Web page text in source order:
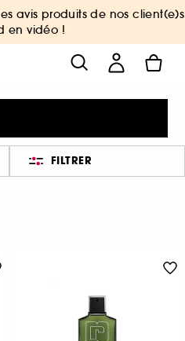
avis produits de nos client(e)s
en vidéo !
FILTRER